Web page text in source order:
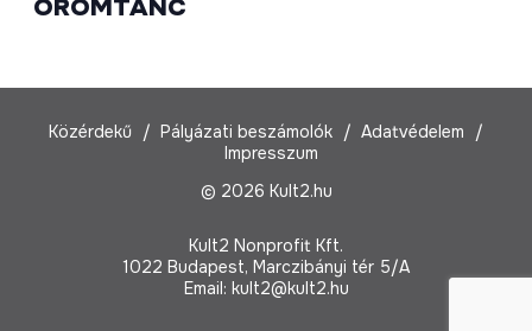
ÖRÖMTÁNC
Közérdekű Pályázati beszámolók
Adatvédelem
Impresszum
© 2026 Kult2.hu
Kult2 Nonprofit Kft.
1022 Budapest, Marczibányi tér 5/A
Email: kult2@kult2.hu